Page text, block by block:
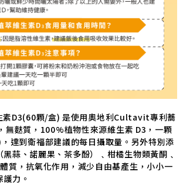
素D3(60顆/盒) 是使用奧地利Cultavit專利蕎
無麩質，100%植物性來源維生素 D3，一顆
達到衛福部建議的每日攝取量。另外特別添
蒜、諾麗果、茶多酚）﹑柑橘生物類黃酮﹑
質，抗氧化作用，減少自由基產生，小小一
力。